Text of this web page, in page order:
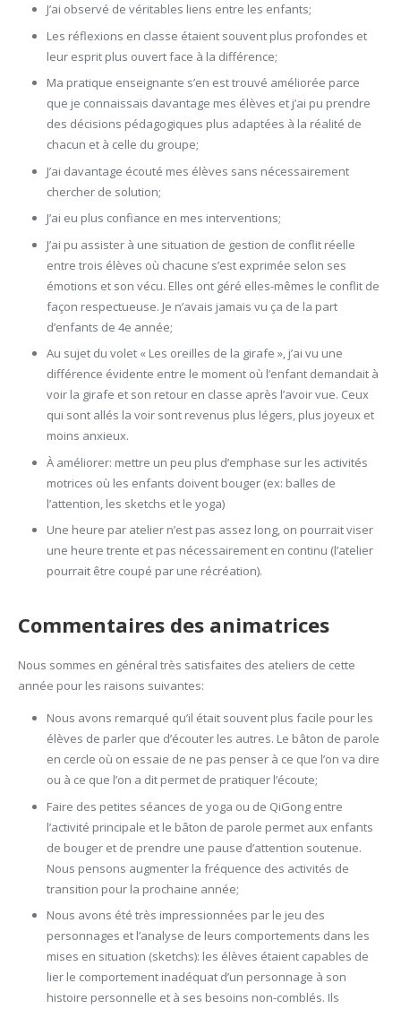
J’ai observé de véritables liens entre les enfants;
Les réflexions en classe étaient souvent plus profondes et
leur esprit plus ouvert face à la différence;
Ma pratique enseignante s’en est trouvé améliorée parce
que je connaissais davantage mes élèves et j’ai pu prendre
des décisions pédagogiques plus adaptées à la réalité de
chacun et à celle du groupe;
J’ai davantage écouté mes élèves sans nécessairement
chercher de solution;
J’ai eu plus confiance en mes interventions;
J’ai pu assister à une situation de gestion de conflit réelle
entre trois élèves où chacune s’est exprimée selon ses
émotions et son vécu. Elles ont géré elles-mêmes le conflit de
façon respectueuse. Je n’avais jamais vu ça de la part
d’enfants de 4e année;
Au sujet du volet « Les oreilles de la girafe », j’ai vu une
différence évidente entre le moment où l’enfant demandait à
voir la girafe et son retour en classe après l’avoir vue. Ceux
qui sont allés la voir sont revenus plus légers, plus joyeux et
moins anxieux.
À améliorer: mettre un peu plus d’emphase sur les activités
motrices où les enfants doivent bouger (ex: balles de
l’attention, les sketchs et le yoga)
Une heure par atelier n’est pas assez long, on pourrait viser
une heure trente et pas nécessairement en continu (l’atelier
pourrait être coupé par une récréation).
Commentaires des animatrices
Nous sommes en général très satisfaites des ateliers de cette
année pour les raisons suivantes:
Nous avons remarqué qu’il était souvent plus facile pour les
élèves de parler que d’écouter les autres. Le bâton de parole
en cercle où on essaie de ne pas penser à ce que l’on va dire
ou à ce que l’on a dit permet de pratiquer l’écoute;
Faire des petites séances de yoga ou de QiGong entre
l’activité principale et le bâton de parole permet aux enfants
de bouger et de prendre une pause d’attention soutenue.
Nous pensons augmenter la fréquence des activités de
transition pour la prochaine année;
Nous avons été très impressionnées par le jeu des
personnages et l’analyse de leurs comportements dans les
mises en situation (sketchs): les élèves étaient capables de
lier le comportement inadéquat d’un personnage à son
histoire personnelle et à ses besoins non-comblés. Ils